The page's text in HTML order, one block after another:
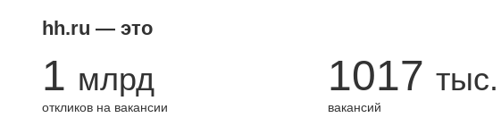
hh.ru — это
1 млрд
откликов на вакансии
1017 тыс.
вакансий